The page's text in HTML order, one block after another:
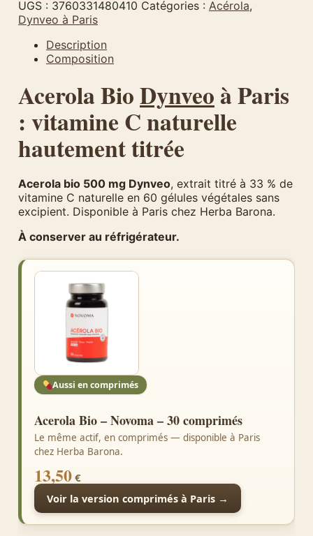
–
60
gélules
500
Dynveo
UGS : 3760331480410 Catégories : Acérola,
Dynveo à Paris
Description
Composition
Acerola BioDynveoà Paris
: vitamine C naturelle
hautement titrée
Acerola bio 500 mg Dynveo, extrait titré à 33 % de
vitamine C naturelle en 60 gélules végétales sans
excipient. Disponible à Paris chez Herba Barona.
À conserver au réfrigérateur.
Aussi en comprimés
Acerola Bio – Novoma – 30 comprimés
Le même actif, en comprimés — disponible à Paris
chez Herba Barona.
13,50 €
Voir la version comprimés à Paris →